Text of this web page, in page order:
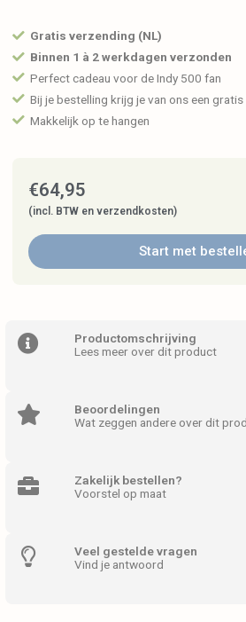
Gratis verzending (NL)
Binnen 1 à 2 werkdagen verzonden
Perfect cadeau voor de Indy 500 fan
Bij je bestelling krijg je van ons een
Makkelijk op te hangen
€64,95
(incl. BTW en verzendkosten)
Start met
Productomschrijving
Lees meer over dit product
Beoordelingen
Wat zeggen andere over dit
Zakelijk bestellen?
Voorstel op maat
Veel gestelde vragen
Vind je antwoord